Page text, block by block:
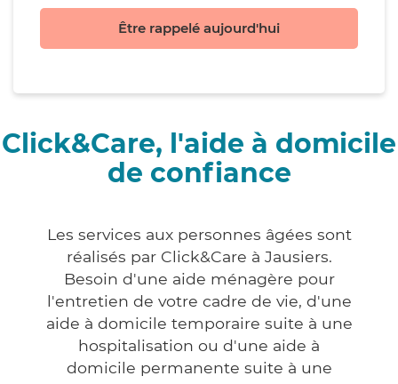
Être rappelé aujourd'hui
Click&Care, l'aide à domicile
de confiance
Les services aux personnes âgées sont
réalisés par Click&Care à Jausiers.
Besoin d'une aide ménagère pour
l'entretien de votre cadre de vie, d'une
aide à domicile temporaire suite à une
hospitalisation ou d'une aide à
domicile permanente suite à une